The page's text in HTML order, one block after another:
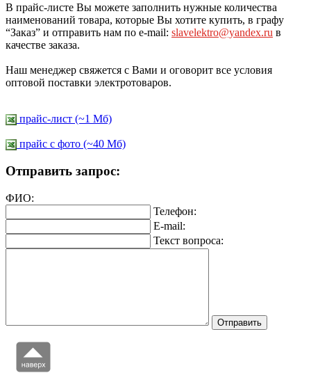
В прайс-листе Вы можете заполнить нужные количества
наименований товара, которые Вы хотите купить, в графу
“Заказ” и отправить нам по e-mail: slavelektro@yandex.ru в
качестве заказа.
Наш менеджер свяжется с Вами и оговорит все условия
оптовой поставки электротоваров.
прайс-лист (~1 Мб)
прайс c фото (~40 Мб)
Отправить запрос:
ФИО:
Телефон:
E-mail:
Текст вопроса: